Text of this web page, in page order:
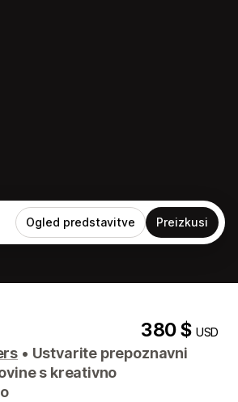
Ogled predstavitve Preizkusi
380 $USD
• Ustvarite prepoznavni
s kreativno